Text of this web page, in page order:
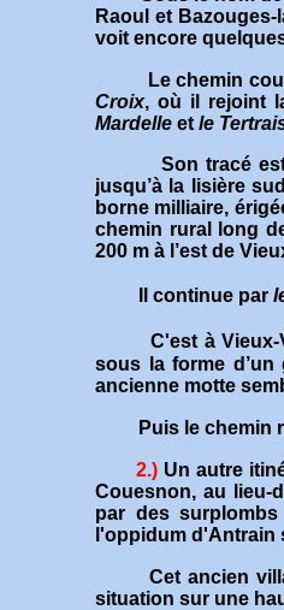
Raoul et
voit encore
Le chemin
Croix, où il rejoint
Mardelle et le
Son tracé
jusqu’à la lisière
borne milliaire,
chemin rural long
200 m à l’est de
Il continue par
C'est à
sous la forme
ancienne motte
Puis le chemin
2.) Un autre
Couesnon, au lieu-
par des
l'oppidum d'Antrain
Cet ancien
situation sur une